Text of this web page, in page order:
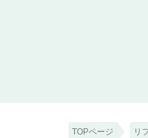
TOPページ リ